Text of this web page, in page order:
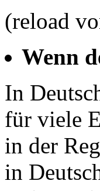
(reload
Wenn
In
für viele
in der
in